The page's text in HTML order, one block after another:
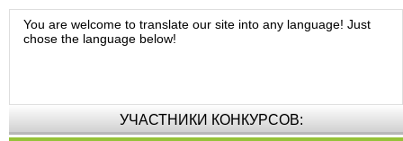
You are welcome to translate our site into any language! Just
chose the language below!
УЧАСТНИКИ КОНКУРСОВ: